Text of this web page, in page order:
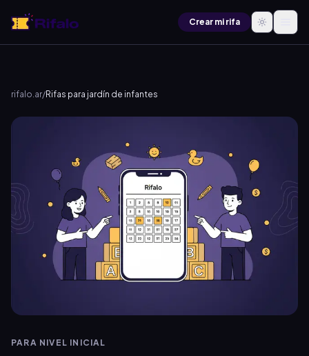
Crear mi rifa
rifalo.ar/Rifas para jardín de infantes
PARA NIVEL INICIAL